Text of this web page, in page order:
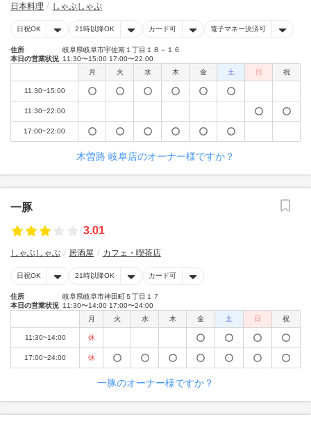
日本料理 しゃぶしゃぶ
日祝OK 21時以降OK カード可 電子マネー決済可
住所
岐阜県岐阜市宇佐南１丁目１８－１６
本日の営業状況 11:30〜15:00 17:00〜22:00
月
火 水 木 金 土 日 祝
11:30~15:00
11:30~22:00
17:00~22:00
木曽路 岐阜店のオーナー様ですか？
一豚
3.01
しゃぶしゃぶ 居酒屋 カフェ・喫茶店
日祝OK 21時以降OK カード可
住所
岐阜県岐阜市神田町５丁目１７
本日の営業状況 11:30〜14:00 17:00〜24:00
月
火 水 木 金 土 日 祝
11:30~14:00 休
17:00~24:00 休
一豚のオーナー様ですか？